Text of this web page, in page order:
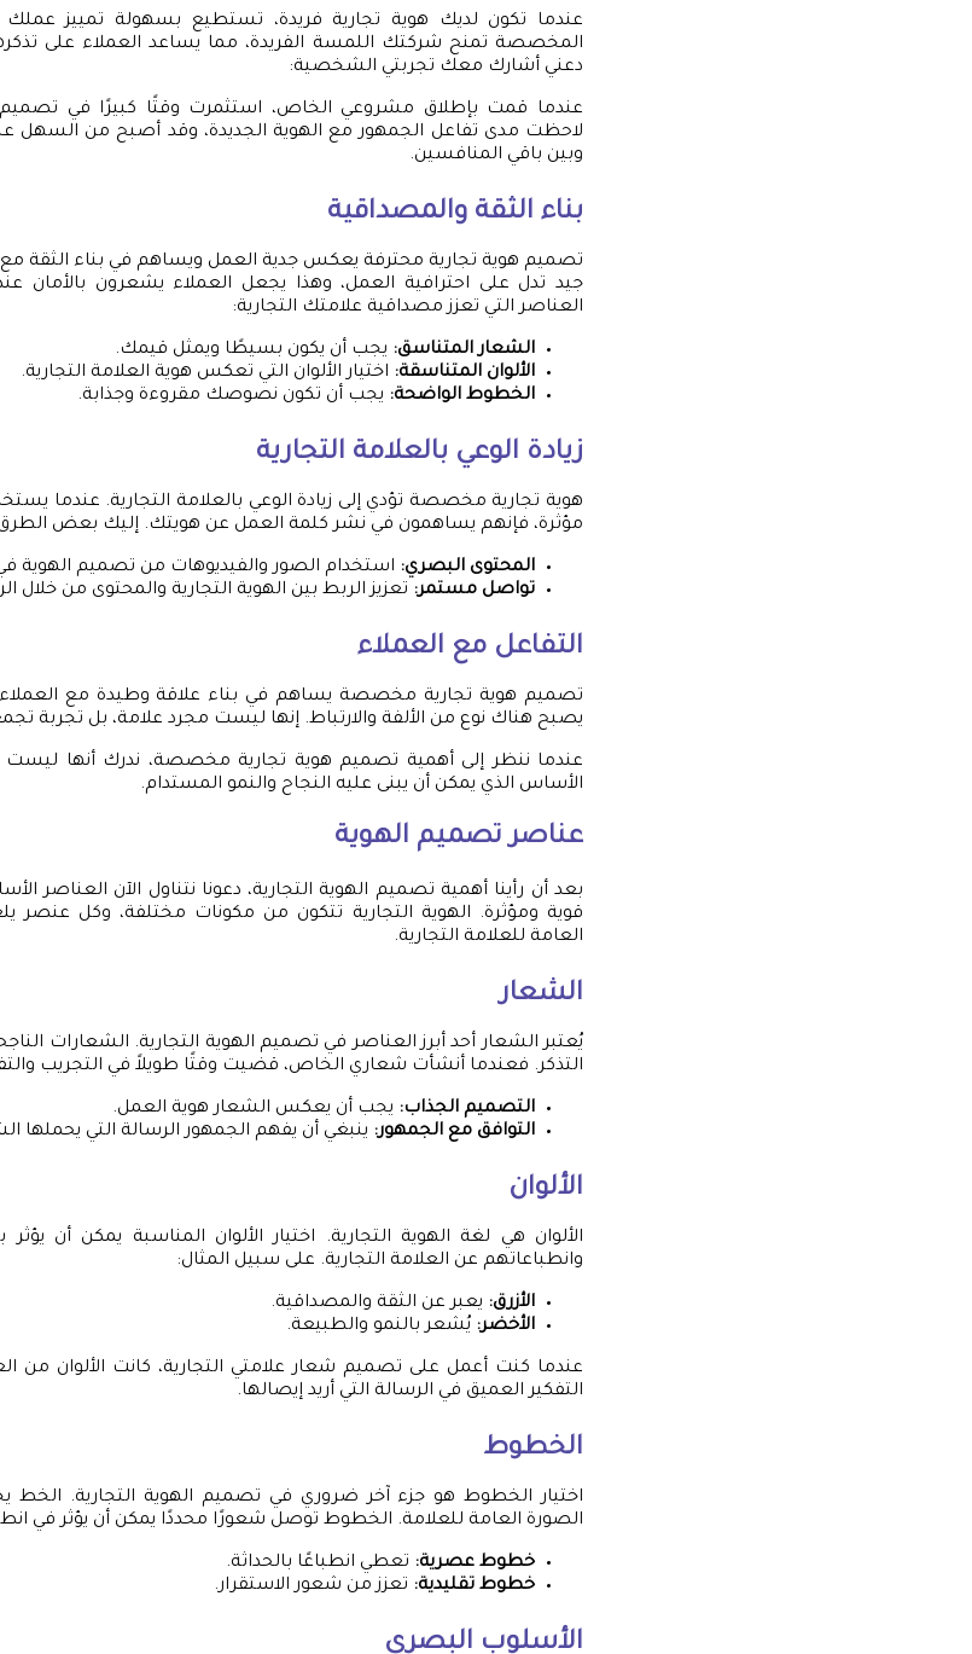
عندما تكون لديك هوية تجارية فريدة، تستطيع بسهولة تمييز عملك
المخصصة تمنح شركتك اللمسة الفريدة، مما يساعد العملاء على
دعني أشارك معك تجربتي الشخصية:
عندما قمت بإطلاق مشروعي الخاص، استثمرت وقتًا كبيرًا في تصميم
لاحظت مدى تفاعل الجمهور مع الهوية الجديدة، وقد أصبح من السهل
وبين باقي المنافسين.
بناء الثقة والمصداقية
تصميم هوية تجارية محترفة يعكس جدية العمل ويساهم في بناء الثقة
جيد تدل على احترافية العمل، وهذا يجعل العملاء يشعرون بالأمان
العناصر التي تعزز مصداقية علامتك التجارية:
الشعار المتناسق: يجب أن يكون بسيطًا ويمثل قيمك.
الألوان المتناسقة: اختيار الألوان التي تعكس هوية العلامة التجارية.
الخطوط الواضحة: يجب أن تكون نصوصك مقروءة وجذابة.
زيادة الوعي بالعلامة التجارية
هوية تجارية مخصصة تؤدي إلى زيادة الوعي بالعلامة التجارية. عندما
مؤثرة، فإنهم يساهمون في نشر كلمة العمل عن هويتك. إليك بعض الطرق
المحتوى البصري: استخدام الصور والفيديوهات من تصميم الهوية
تواصل مستمر: تعزيز الربط بين الهوية التجارية والمحتوى من خلال
التفاعل مع العملاء
تصميم هوية تجارية مخصصة يساهم في بناء علاقة وطيدة مع العملاء.
يصبح هناك نوع من الألفة والارتباط. إنها ليست مجرد علامة، بل تجربة
عندما ننظر إلى أهمية تصميم هوية تجارية مخصصة، ندرك أنها ليست
الأساس الذي يمكن أن يبنى عليه النجاح والنمو المستدام.
عناصر تصميم الهوية
بعد أن رأينا أهمية تصميم الهوية التجارية، دعونا نتناول الآن العناصر
قوية ومؤثرة. الهوية التجارية تتكون من مكونات مختلفة، وكل عنصر
العامة للعلامة التجارية.
الشعار
يُعتبر الشعار أحد أبرز العناصر في تصميم الهوية التجارية. الشعارات
التذكر. فعندما أنشأت شعاري الخاص، قضيت وقتًا طويلاً في التجريب
التصميم الجذاب: يجب أن يعكس الشعار هوية العمل.
التوافق مع الجمهور: ينبغي أن يفهم الجمهور الرسالة التي يحملها
الألوان
الألوان هي لغة الهوية التجارية. اختيار الألوان المناسبة يمكن أن
وانطباعاتهم عن العلامة التجارية. على سبيل المثال:
الأزرق: يعبر عن الثقة والمصداقية.
الأخضر: يُشعر بالنمو والطبيعة.
عندما كنت أعمل على تصميم شعار علامتي التجارية، كانت الألوان من
التفكير العميق في الرسالة التي أريد إيصالها.
الخطوط
اختيار الخطوط هو جزء آخر ضروري في تصميم الهوية التجارية. الخط
الصورة العامة للعلامة. الخطوط توصل شعورًا محددًا يمكن أن يؤثر في
خطوط عصرية: تعطي انطباعًا بالحداثة.
خطوط تقليدية: تعزز من شعور الاستقرار.
الأسلوب البصري